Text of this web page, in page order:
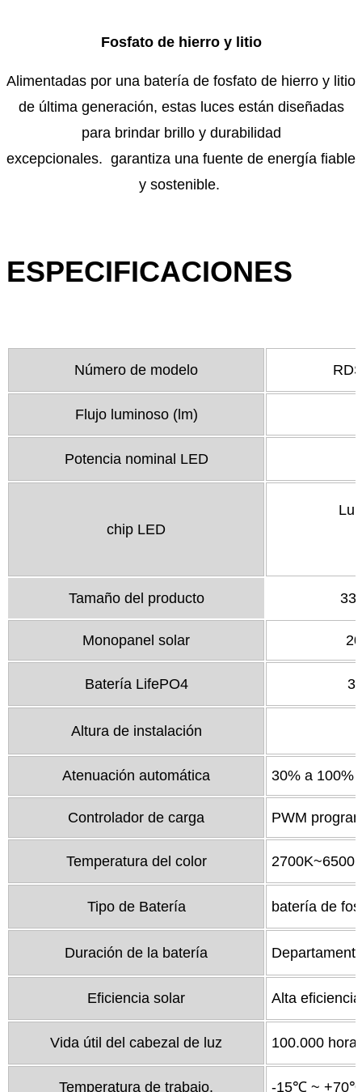
Fosfato de hierro y litio
Alimentadas por una batería de fosfato de hierro y litio
de última generación, estas luces están diseñadas
para brindar brillo y durabilidad
excepcionales. garantiza una fuente de energía fiable
y sostenible.
ESPECIFICACIONES
Número de modelo
Flujo luminoso (lm)
Potencia nominal LED
chip LED
Tamaño del producto
Monopanel solar
Batería LifePO4
Altura de instalación
Atenuación automática 30% a 100%
Controlador de carga PWM
Temperatura del color
Tipo de Batería batería de
Duración de la batería
Eficiencia solar Alta
Vida útil del cabezal de luz 100.000
Temperatura de trabajo. -15℃ ~